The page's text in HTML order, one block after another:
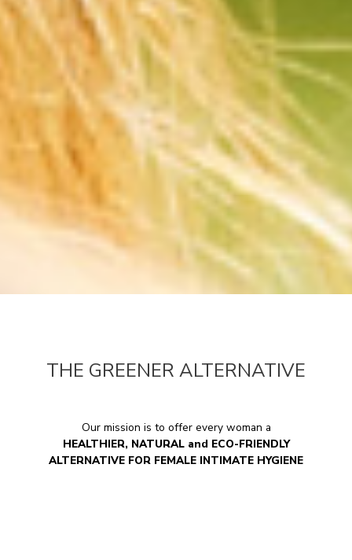
THE GREENER ALTERNATIVE
Our mission is to offer every woman a
HEALTHIER, NATURAL and ECO-FRIENDLY
ALTERNATIVE FOR FEMALE INTIMATE HYGIENE